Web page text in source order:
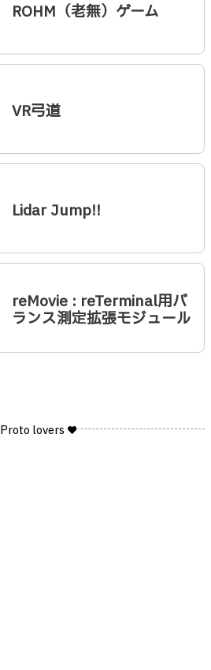
ROHM（老無）ゲーム
VR弓道
Lidar Jump!!
reMovie : reTerminal用バ
ランス測定拡張モジュール
Proto lovers ♥